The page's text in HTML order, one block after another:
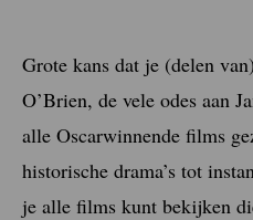
Grote kans dat je (delen
O’Brien, de vele odes aan
alle Oscarwinnende films
historische drama’s tot
je alle films kunt bekijken